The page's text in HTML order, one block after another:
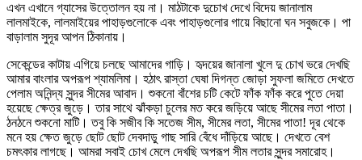
এখন এখানে গ্যাসের উত্তোলন হয় না। মাঠটাকে দুচোখ দেখে বিদেয় জানালাম
লালমাইকে, লালমাইয়ের পাহাড়গুলোকে এবং পাহাড়গুলোর গায়ে বিছানো ঘন সবুজকে। পা
বাড়ালাম সুদূর আপন ঠিকানায়।
সেকেন্ডের কাটায় এগিয়ে চলছে আমাদের গাড়ি। হৃদয়ের জানালা খুলে দু চোখ ভরে দেখছি
আমার বাংলার অপরূপ শ্যামলিমা। হঠাৎ রাস্তা ঘেষা দিগন্ত জোড়া সুফলা জমিতে দেখতে
পেলাম অনিন্দ্য সুন্দর সীমের আবাদ। শুকনো বাঁশের চটি কেটে ফাঁক ফাঁক করে পুতে দেয়া
হয়েছে ক্ষেত্র জুড়ে। তার সাথে ঝাঁকড়া চুলের মত করে জড়িয়ে আছে সীমের লতা পাতা।
ঠনঠনে শুকনো মাটি। তবু কি সজীব কি সতেজ সীম, সীমের লতা, সীমের পাতা! দূর থেকে
মনে হয় ক্ষেত জুড়ে ছোট ছোট দেবদাড়ু গাছ সারি বেঁধে দাঁড়িয়ে আছে। দেখতে বেশ
চমৎকার লাগছে। আমরা সবাই চোখ মেলে দেখছি অপরূপ সীম লতার সুন্দর সমারোহ।